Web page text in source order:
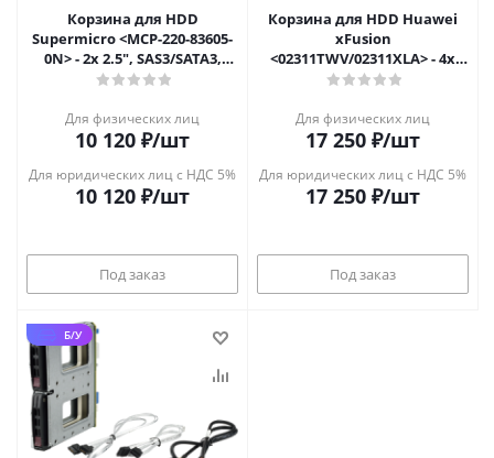
Корзина для HDD
Supermicro <MCP-220-83605-
0N> - 2x 2.5", SAS3/SATA3,
12Gbps, для SC836
Для физических лиц
10 120 ₽/шт
Для юридических лиц с НДС 5%
10 120 ₽/шт
Под заказ
Корзина для HDD Huawei
xFusion
<02311TWV/02311XLA> - 4x
2.5", NVMe U.2, для
Для физических лиц
17 250 ₽/шт
Для юридических лиц с НДС 5%
17 250 ₽/шт
Под заказ
Б/У